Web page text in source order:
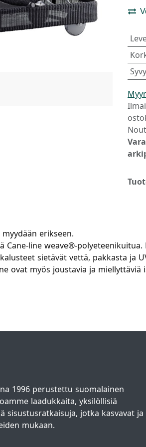
erikseen.
Cane-line weave®-
sietävät vettä, pakkasta ja
ovat myös joustavia ja miellyttäviä
1996 perustettu suomalainen
laadukkaita, yksilöllisiä
sisustusratkaisuja, jotka kasvavat ja
mukaan.